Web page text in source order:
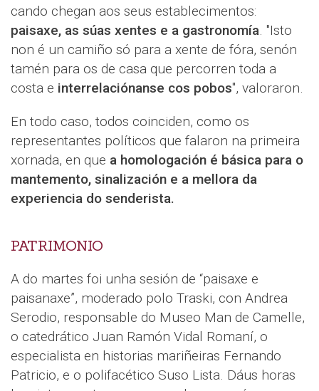
cando chegan aos seus establecimentos:
paisaxe, as súas xentes e a gastronomía. "Isto
non é un camiño só para a xente de fóra, senón
tamén para os de casa que percorren toda a
costa e interrelaciónanse cos pobos", valoraron.
En todo caso, todos coinciden, como os
representantes políticos que falaron na primeira
xornada, en que a homologación é básica para o
mantemento, sinalización e a mellora da
experiencia do senderista.
PATRIMONIO
A do martes foi unha sesión de “paisaxe e
paisanaxe”, moderado polo Traski, con Andrea
Serodio, responsable do Museo Man de Camelle,
o catedrático Juan Ramón Vidal Romaní, o
especialista en historias mariñeiras Fernando
Patricio, e o polifacético Suso Lista. Dáus horas